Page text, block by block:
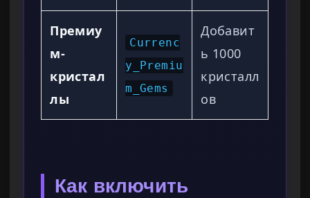
Премиу
м-
кристал
лы
Currenc
y_Premiu
m_Gems
Добавит
ь 1000
кристалл
ов
Как включить